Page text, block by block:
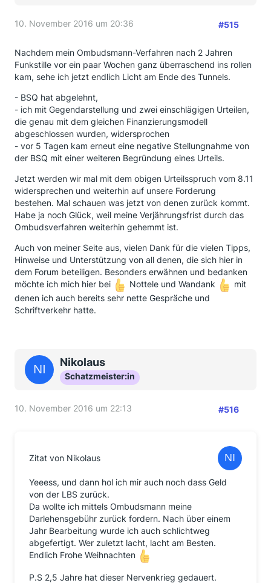
10. November 2016 um 20:36 #515
Nachdem mein Ombudsmann-Verfahren nach 2 Jahren
Funkstille vor ein paar Wochen ganz überraschend ins rollen
kam, sehe ich jetzt endlich Licht am Ende des Tunnels.
- BSQ hat abgelehnt,
- ich mit Gegendarstellung und zwei einschlägigen Urteilen,
die genau mit dem gleichen Finanzierungsmodell
abgeschlossen wurden, widersprochen
- vor 5 Tagen kam erneut eine negative Stellungnahme von
der BSQ mit einer weiteren Begründung eines Urteils.
Jetzt werden wir mal mit dem obigen Urteilsspruch vom 8.11
widersprechen und weiterhin auf unsere Forderung
bestehen. Mal schauen was jetzt von denen zurück kommt.
Habe ja noch Glück, weil meine Verjährungsfrist durch das
Ombudsverfahren weiterhin gehemmt ist.
Auch von meiner Seite aus, vielen Dank für die vielen Tipps,
Hinweise und Unterstützung von all denen, die sich hier in
dem Forum beteiligen. Besonders erwähnen und bedanken
möchte ich mich hier bei
Nottele und Wandank
mit
denen ich auch bereits sehr nette Gespräche und
Schriftverkehr hatte.
Nikolaus
Schatzmeister:in
10. November 2016 um 22:13 #516
Zitat von Nikolaus
Yeeess, und dann hol ich mir auch noch dass Geld
von der LBS zurück.
Da wollte ich mittels Ombudsmann meine
Darlehensgebühr zurück fordern. Nach über einem
Jahr Bearbeitung wurde ich auch schlichtweg
abgefertigt. Wer zuletzt lacht, lacht am Besten.
Endlich Frohe Weihnachten
P.S 2,5 Jahre hat dieser Nervenkrieg gedauert.